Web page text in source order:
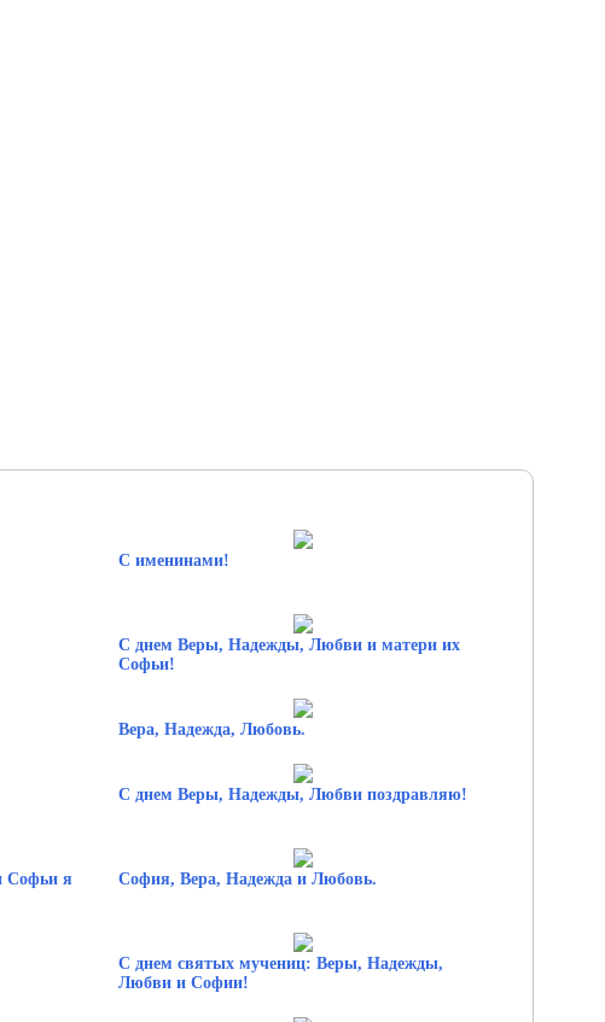
С именинами!
С днем Веры, Надежды, Любви и матери их
Софьи!
Вера, Надежда, Любовь.
С днем Веры, Надежды, Любви поздравляю!
Софьи я
София, Вера, Надежда и Любовь.
С днем святых мучениц: Веры, Надежды,
Любви и Софии!